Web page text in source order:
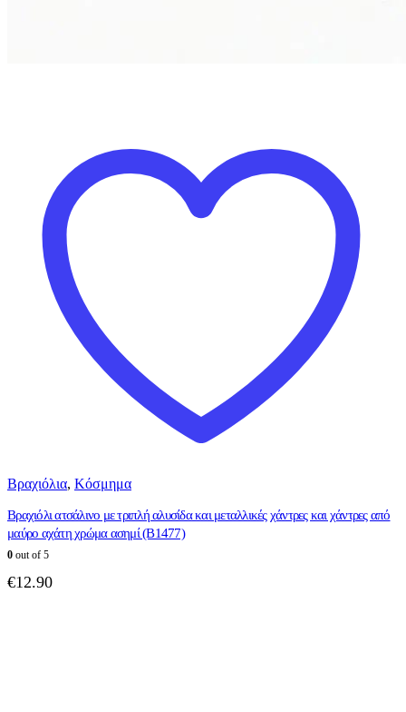
Βραχιόλια, Κόσμημα
Βραχιόλι ατσάλινο με τριπλή αλυσίδα και μεταλλικές χάντρες και χάντρες από
μαύρο αχάτη χρώμα ασημί (B1477)
0 out of 5
€12.90